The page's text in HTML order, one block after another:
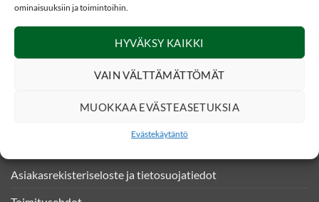
ominaisuuksiin ja toimintoihin.
HYVÄKSY KAIKKI
VAIN VÄLTTÄMÄTTÖMÄT
MUOKKAA EVÄSTEASETUKSIA
Evästekäytäntö
Kankaistentie 4
51200 Kangasniemi
asiakaspalvelu@eranetti.fi
Asiakasrekisteriseloste ja tietosuojatiedot